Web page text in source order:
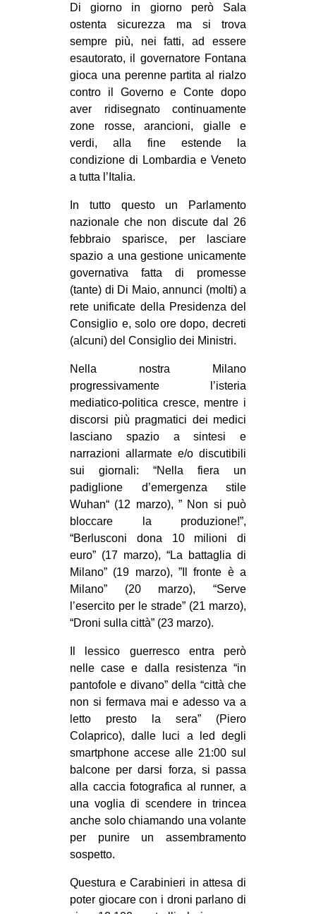
Di giorno in giorno però Sala
ostenta sicurezza ma si trova
sempre più, nei fatti, ad essere
esautorato, il governatore Fontana
gioca una perenne partita al rialzo
contro il Governo e Conte dopo
aver ridisegnato continuamente
zone rosse, arancioni, gialle e
verdi, alla fine estende la
condizione di Lombardia e Veneto
a tutta l’Italia.
In tutto questo un Parlamento
nazionale che non discute dal 26
febbraio sparisce, per lasciare
spazio a una gestione unicamente
governativa fatta di promesse
(tante) di Di Maio, annunci (molti) a
rete unificate della Presidenza del
Consiglio e, solo ore dopo, decreti
(alcuni) del Consiglio dei Ministri.
Nella nostra Milano
progressivamente l’isteria
mediatico-politica cresce, mentre i
discorsi più pragmatici dei medici
lasciano spazio a sintesi e
narrazioni allarmate e/o discutibili
sui giornali: “Nella fiera un
padiglione d’emergenza stile
Wuhan“ (12 marzo), ” Non si può
bloccare la produzione!”,
“Berlusconi dona 10 milioni di
euro” (17 marzo), “La battaglia di
Milano” (19 marzo), ”Il fronte è a
Milano” (20 marzo), “Serve
l’esercito per le strade” (21 marzo),
“Droni sulla città” (23 marzo).
Il lessico guerresco entra però
nelle case e dalla resistenza “in
pantofole e divano” della “città che
non si fermava mai e adesso va a
letto presto la sera” (Piero
Colaprico), dalle luci a led degli
smartphone accese alle 21:00 sul
balcone per darsi forza, si passa
alla caccia fotografica al runner, a
una voglia di scendere in trincea
anche solo chiamando una volante
per punire un assembramento
sospetto.
Questura e Carabinieri in attesa di
poter giocare con i droni parlano di